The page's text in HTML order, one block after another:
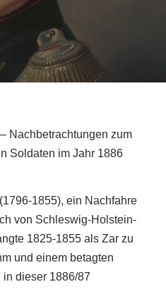
Nachbetrachtungen zum
Soldaten im Jahr 1886
1855), ein Nachfahre
von Schleswig-Holstein-
1825-1855 als Zar zu
und einem betagten
in dieser 1886/87